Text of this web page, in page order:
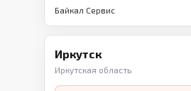
Байкал Сервис
Иркутск
Иркутская область